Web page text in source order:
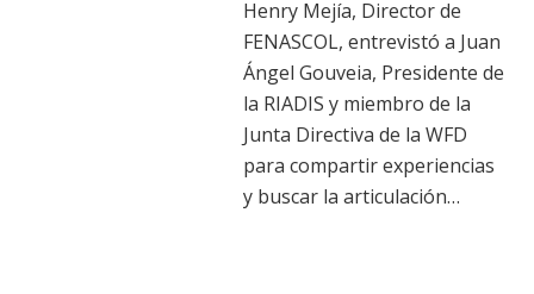
Henry Mejía, Director de
FENASCOL, entrevistó a Juan
Ángel Gouveia, Presidente de
la RIADIS y miembro de la
Junta Directiva de la WFD
para compartir experiencias
y buscar la articulación…